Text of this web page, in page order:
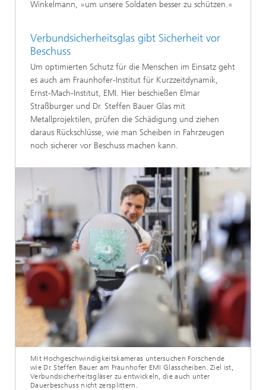
Winkelmann, »um unsere Soldaten besser zu schützen.«
Verbundsicherheitsglas gibt Sicherheit vor
Beschuss
Um optimierten Schutz für die Menschen im Einsatz geht
es auch am Fraunhofer-Institut für Kurzzeitdynamik,
Ernst-Mach-Institut, EMI. Hier beschießen Elmar
Straßburger und Dr. Steffen Bauer Glas mit
Metallprojektilen, prüfen die Schä­digung und ziehen
daraus Rückschlüsse, wie man Scheiben in Fahrzeugen
noch sicherer vor Beschuss machen kann.
Mit Hochgeschwindigkeitskameras untersuchen Forschende
wie Dr. Steffen Bauer am Fraunhofer EMI Glasscheiben. Ziel ist,
Verbundsicherheitsgläser zu entwickeln, die auch unter
Dauerbeschuss nicht zersplittern.